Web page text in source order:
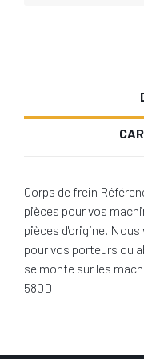
Corps de frein
pièces pour vos
pièces d'origine.
pour vos porteurs ou
se monte sur les
580D